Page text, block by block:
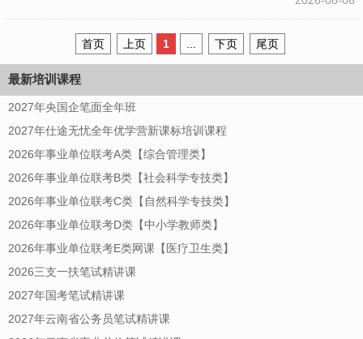
首页 上页 1 ... 下页 尾页
最新培训课程
2027年央国企笔面全年班
2027年仕途无忧全年优学营新课标培训课程
2026年事业单位联考A类【综合管理类】
2026年事业单位联考B类【社会科学专技类】
2026年事业单位联考C类【自然科学专技类】
2026年事业单位联考D类【中小学教师类】
2026年事业单位联考E类网课【医疗卫生类】
2026三支一扶笔试精讲课
2027年国考笔试精讲课
2027年云南省公务员笔试精讲课